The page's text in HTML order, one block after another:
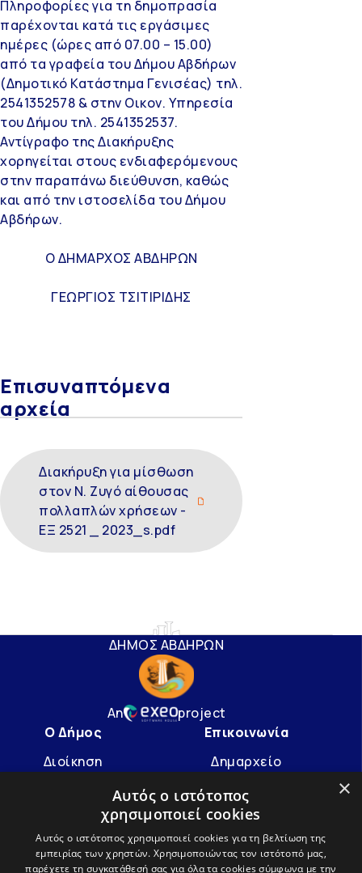
Πληροφορίες για τη δημοπρασία
παρέχονται κατά τις εργάσιμες
ημέρες (ώρες από 07.00 – 15.00)
από τα γραφεία του Δήμου Αβδήρων
(Δημοτικό Κατάστημα Γενισέας) τηλ.
2541352578 & στην Οικον. Υπηρεσία
του Δήμου τηλ. 2541352537.
Αντίγραφο της Διακήρυξης
χορηγείται στους ενδιαφερόμενους
στην παραπάνω διεύθυνση, καθώς
και από την ιστοσελίδα του Δήμου
Αβδήρων.
Ο ΔΗΜΑΡΧΟΣ ΑΒΔΗΡΩΝ
ΓΕΩΡΓΙΟΣ ΤΣΙΤΙΡΙΔΗΣ
Επισυναπτόμενα
αρχεία
Διακήρυξη για μίσθωση
στον Ν. Ζυγό αίθουσας
πολλαπλών χρήσεων -
ΕΞ 2521 _ 2023_s.pdf
ΔΗΜΟΣ ΑΒΔΗΡΩΝ
An
project
Επικοινωνία
Δημαρχείο
info@avdera.gr
2541352550
Ο Δήμος
Διοίκηση
Ακολουθήστε μας
×
Αυτός ο ιστότοπος
χρησιμοποιεί cookies
Αυτός ο ιστότοπος χρησιμοποιεί cookies για τη βελτίωση της
εμπειρίας των χρηστών. Χρησιμοποιώντας τον ιστότοπό μας,
παρέχετε τη συγκατάθεσή σας για όλα τα cookies σύμφωνα με την